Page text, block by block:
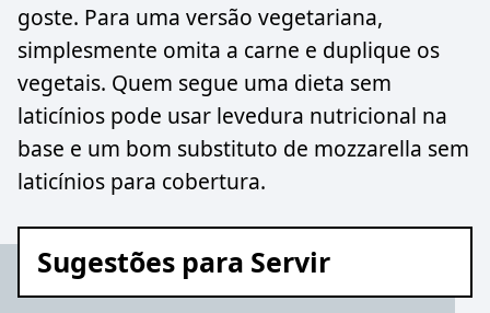
goste. Para uma versão vegetariana,
simplesmente omita a carne e duplique os
vegetais. Quem segue uma dieta sem
laticínios pode usar levedura nutricional na
base e um bom substituto de mozzarella sem
laticínios para cobertura.
Sugestões para Servir